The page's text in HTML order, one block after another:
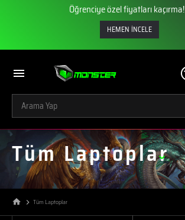
Öğrenciye özel fiyatları kaçırma!
HEMEN İNCELE
Tüm Laptoplar
Tüm Laptoplar